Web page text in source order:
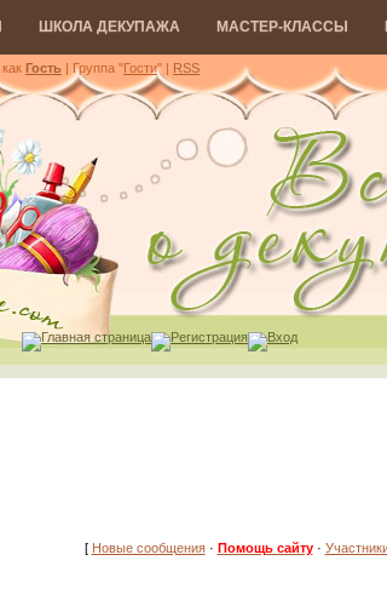
ШКОЛА ДЕКУПАЖА МАСТЕР-КЛАССЫ
Гость | Группа "Гости" | RSS
Главная страница Регистрация Вход
[ Новые сообщения· Помощь сайту·